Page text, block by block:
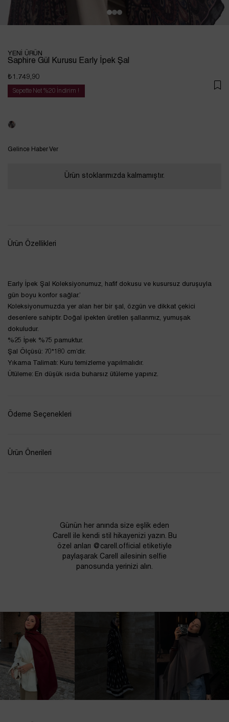
YENİ ÜRÜN
Saphire Gül Kurusu Early İpek Şal
₺1.749,90
Sepette Net %20 İndirim !
Tükendi
Gelince Haber Ver
Ürün stoklarımızda kalmamıştır.
Ürün Özellikleri
Early İpek Şal Koleksiyonumuz, hafif dokusu ve kusursuz duruşuyla
gün boyu konfor sağlar.’
Koleksiyonumuzda yer alan her bir şal, özgün ve dikkat çekici
desenlere sahiptir. Doğal ipekten üretilen şallarımız, yumuşak
dokuludur.
%25 İpek %75 pamuktur.
Şal Ölçüsü: 70*180 cm’dir.
Yıkama Talimatı: Kuru temizleme yapılmalıdır.
Ütüleme: En düşük ısıda buharsız ütüleme yapınız.
Ödeme Seçenekleri
Ürün Önerileri
Günün her anında size eşlik eden
Carell ile kendi stil hikayenizi yazın. Bu
özel anları @carell.official etiketiyle
paylaşarak Carell ailesinin selfie
panosunda yerinizi alın.